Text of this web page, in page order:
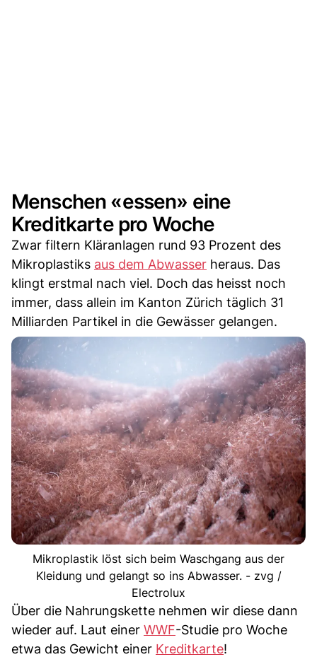
Menschen «essen» eine
Kreditkarte pro Woche
Zwar filtern Kläranlagen rund 93 Prozent des
Mikroplastiks aus dem Abwasser heraus. Das
klingt erstmal nach viel. Doch das heisst noch
immer, dass allein im Kanton Zürich täglich 31
Milliarden Partikel in die Gewässer gelangen.
Mikroplastik löst sich beim Waschgang aus der
Kleidung und gelangt so ins Abwasser. - zvg /
Electrolux
Über die Nahrungskette nehmen wir diese dann
wieder auf. Laut einer WWF-Studie pro Woche
etwa das Gewicht einer Kreditkarte!